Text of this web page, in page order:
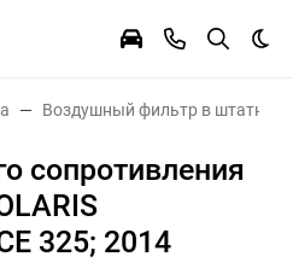
Воздушный фильтр в штатное
сопротивления
325; 2014